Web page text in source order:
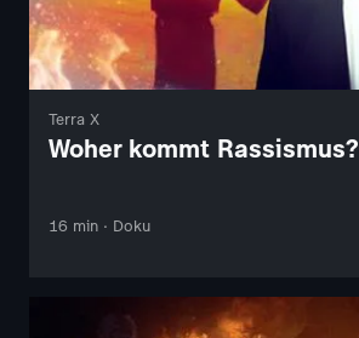
Terra X
Woher kommt Rassismus?
16 min · Doku